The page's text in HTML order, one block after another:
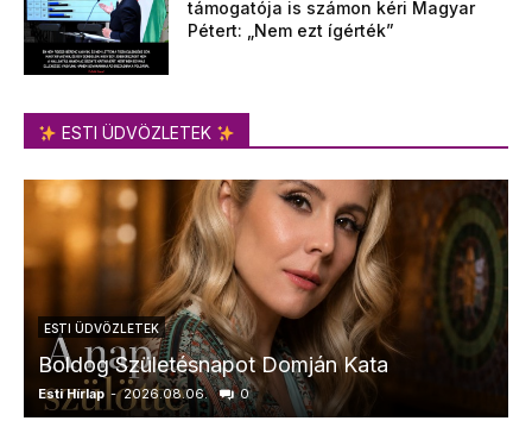
támogatója is számon kéri Magyar
Pétert: „Nem ezt ígérték”
ESTI ÜDVÖZLETEK
ESTI ÜDVÖZLETEK
Boldog Születésnapot Domján Kata
Esti Hírlap - 2026.08.06. 0